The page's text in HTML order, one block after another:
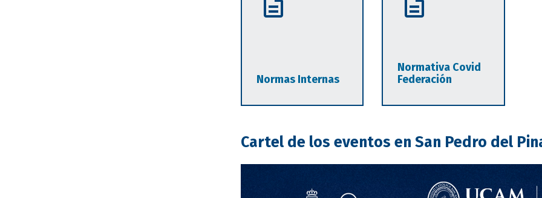
Normas Internas
Normativa Covid
Federación
Cartel de los eventos en San Pedro del